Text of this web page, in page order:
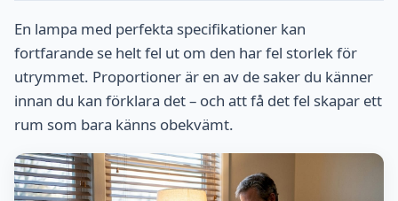
En lampa med perfekta specifikationer kan
fortfarande se helt fel ut om den har fel storlek för
utrymmet. Proportioner är en av de saker du känner
innan du kan förklara det – och att få det fel skapar ett
rum som bara känns obekvämt.